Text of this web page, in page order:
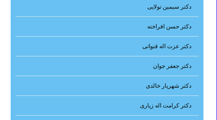
دکتر سیمین تولایی
دکتر حسن افراخته
دکتر عزت اله قنواتی
دکتر جعفر جوان
دکتر شهریار خالدی
دکتر کرامت اله زیاری